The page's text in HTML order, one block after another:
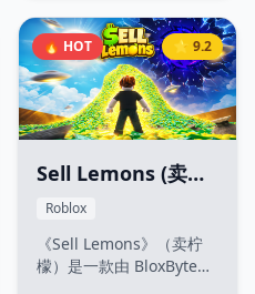
当前等级上限为 2550
级。游戏中拥有超过 35 种
各具特色的水果，包括自
然系、超人系和动物系，
带给你无限的战斗组合可
能。
🔥 HOT ⭐ 9.2
Sell Lemons (卖柠
檬)
Roblox
《Sell Lemons》（卖柠
檬）是一款由 BloxByte